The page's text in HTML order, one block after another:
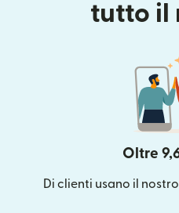
tutto il
Oltre
Di clienti usano il